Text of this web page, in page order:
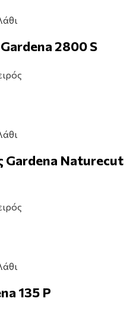
2800 S
Gardena Naturecut
135 P